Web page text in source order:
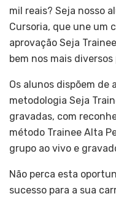
mil reais? Seja nosso
Cursoria, que une um
aprovação Seja
bem nos mais
Os alunos dispõem de
metodologia Seja
gravadas, com
método Trainee Alta
grupo ao vivo e
Não perca esta
sucesso para a sua